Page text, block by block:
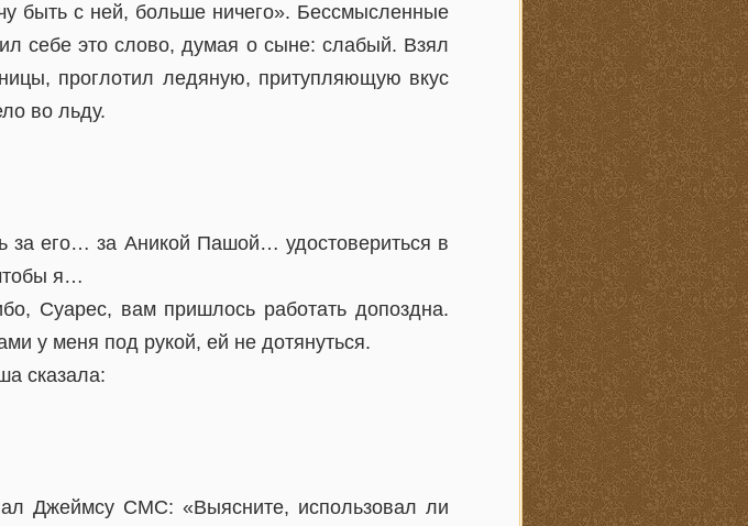
быть с ней, больше ничего». Бессмысленные
себе это слово, думая о сыне: слабый. Взял
проглотил ледяную, притупляющую вкус
во льду.
за его… за Аникой Пашой… удостовериться в
я…
Суарес, вам пришлось работать допоздна.
у меня под рукой, ей не дотянуться.
сказала:
Джеймсу СМС: «Выясните, использовал ли